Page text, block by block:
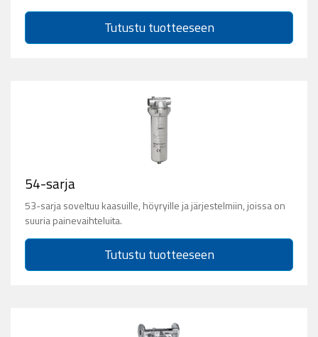
Tutustu tuotteeseen
54-sarja
53-sarja soveltuu kaasuille, höyryille ja järjestelmiin, joissa on
suuria painevaihteluita.
Tutustu tuotteeseen